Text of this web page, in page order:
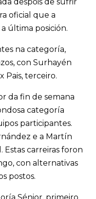
oficial que a
última posición.
na categoría,
con Surhayén
Pais, terceiro.
da fin de semana
categoría
participantes.
e a Martín
Estas carreiras foron
con alternativas
postos.